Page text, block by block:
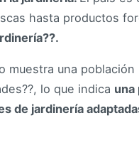
hasta productos
una
lo que indica una
de jardinería